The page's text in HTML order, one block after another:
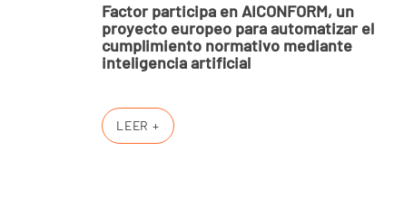
Factor participa en AICONFORM, un
proyecto europeo para automatizar el
cumplimiento normativo mediante
inteligencia artificial
LEER +